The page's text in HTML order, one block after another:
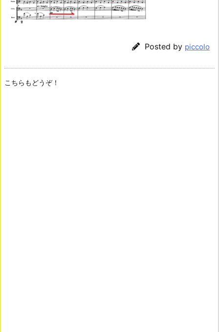
Posted by piccolo
こちらもどうぞ！